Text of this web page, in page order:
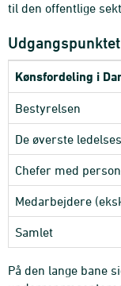
til den offentlige
Kønsfordeling i
Bestyrelsen
De øverste
Chefer med
Medarbejdere
Samlet
På den lange bane